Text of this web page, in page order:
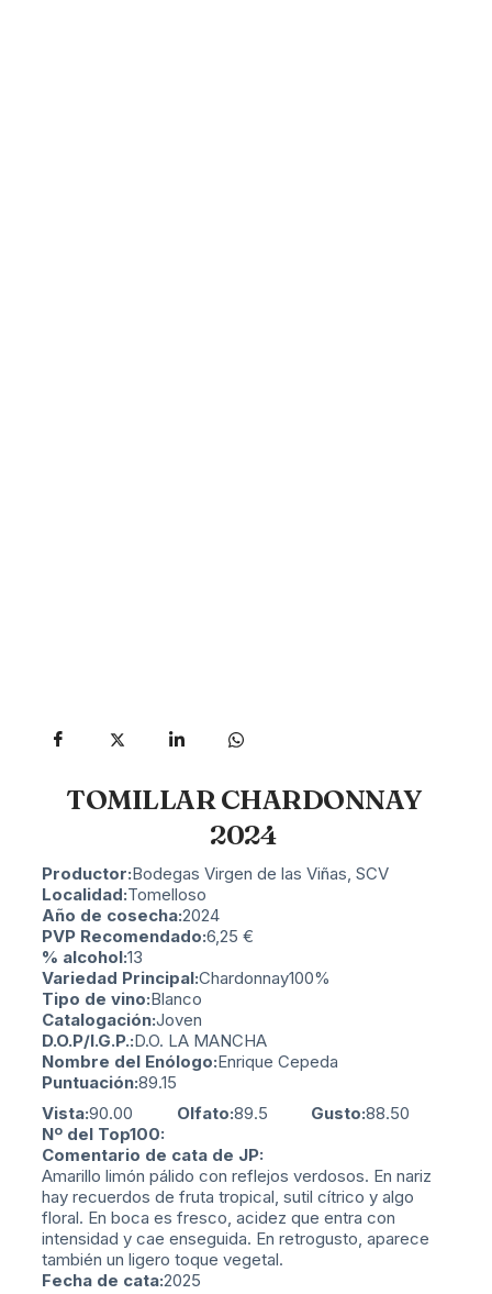
TOMILLAR CHARDONNAY
2024
Productor:Bodegas Virgen de las Viñas, SCV
Localidad:Tomelloso
Año de cosecha:2024
PVP Recomendado:6,25 €
% alcohol:13
Variedad Principal:Chardonnay100%
Tipo de vino:Blanco
Catalogación:Joven
D.O.P/I.G.P.:D.O. LA MANCHA
Nombre del Enólogo:Enrique Cepeda
Puntuación:89.15
Vista:90.00 Olfato:89.5 Gusto:88.50
Nº del Top100:
Comentario de cata de JP:
Amarillo limón pálido con reflejos verdosos. En nariz
hay recuerdos de fruta tropical, sutil cítrico y algo
floral. En boca es fresco, acidez que entra con
intensidad y cae enseguida. En retrogusto, aparece
también un ligero toque vegetal.
Fecha de cata:2025